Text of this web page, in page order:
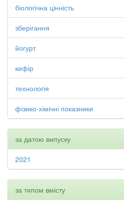
біологічна цінність
зберігання
йогурт
кефір
технологія
фізико-хімічні показники
за датою випуску
2021
за типом вмісту